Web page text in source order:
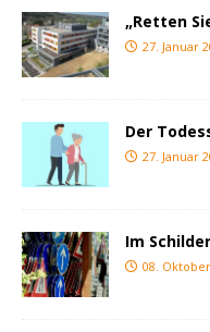
„Retten
27. Januar
Der
27. Januar
Im
08.